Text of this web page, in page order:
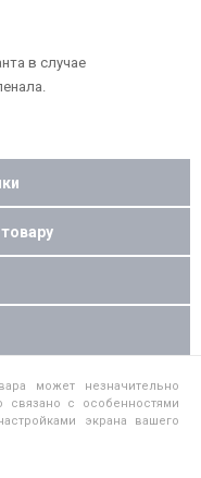
в случае
может незначительно
связано с особенностями
экрана вашего